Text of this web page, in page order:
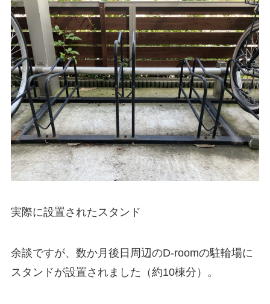
実際に設置されたスタンド
余談ですが、数か月後日周辺のD-roomの駐輪場に
スタンドが設置されました（約10棟分）。